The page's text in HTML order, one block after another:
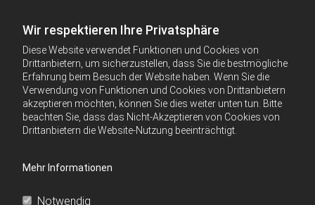
Wir respektieren Ihre Privatsphäre
Diese Website verwendet Funktionen und Cookies von
Drittanbietern, um sicherzustellen, dass Sie die bestmögliche
Erfahrung beim Besuch der Website haben. Wenn Sie die
Verwendung von Funktionen und Cookies von Drittanbietern
akzeptieren möchten, können Sie dies weiter unten tun. Bitte
beachten Sie, dass das Nicht-Akzeptieren von Cookies von
Drittanbietern die Website-Nutzung beeinträchtigt.
Mehr Informationen
Notwendig